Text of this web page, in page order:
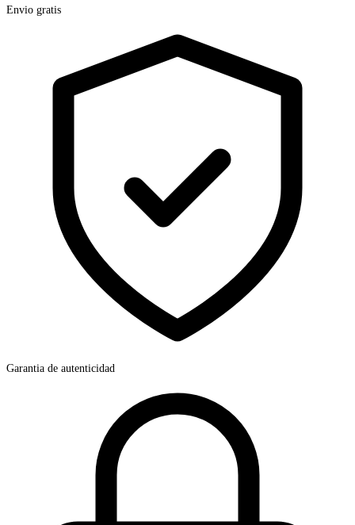
Envio gratis
Garantia de autenticidad